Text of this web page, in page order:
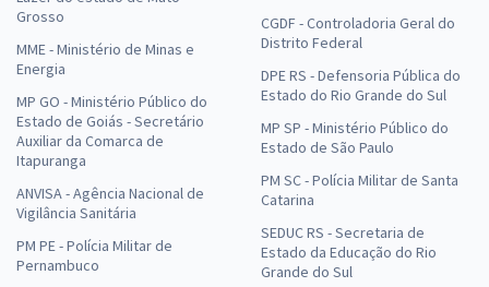
Grosso
MME - Ministério de Minas e
Energia
MP GO - Ministério Público do
Estado de Goiás - Secretário
Auxiliar da Comarca de
Itapuranga
ANVISA - Agência Nacional de
Vigilância Sanitária
PM PE - Polícia Militar de
Pernambuco
CGDF - Controladoria Geral do
Distrito Federal
DPE RS - Defensoria Pública do
Estado do Rio Grande do Sul
MP SP - Ministério Público do
Estado de São Paulo
PM SC - Polícia Militar de Santa
Catarina
SEDUC RS - Secretaria de
Estado da Educação do Rio
Grande do Sul